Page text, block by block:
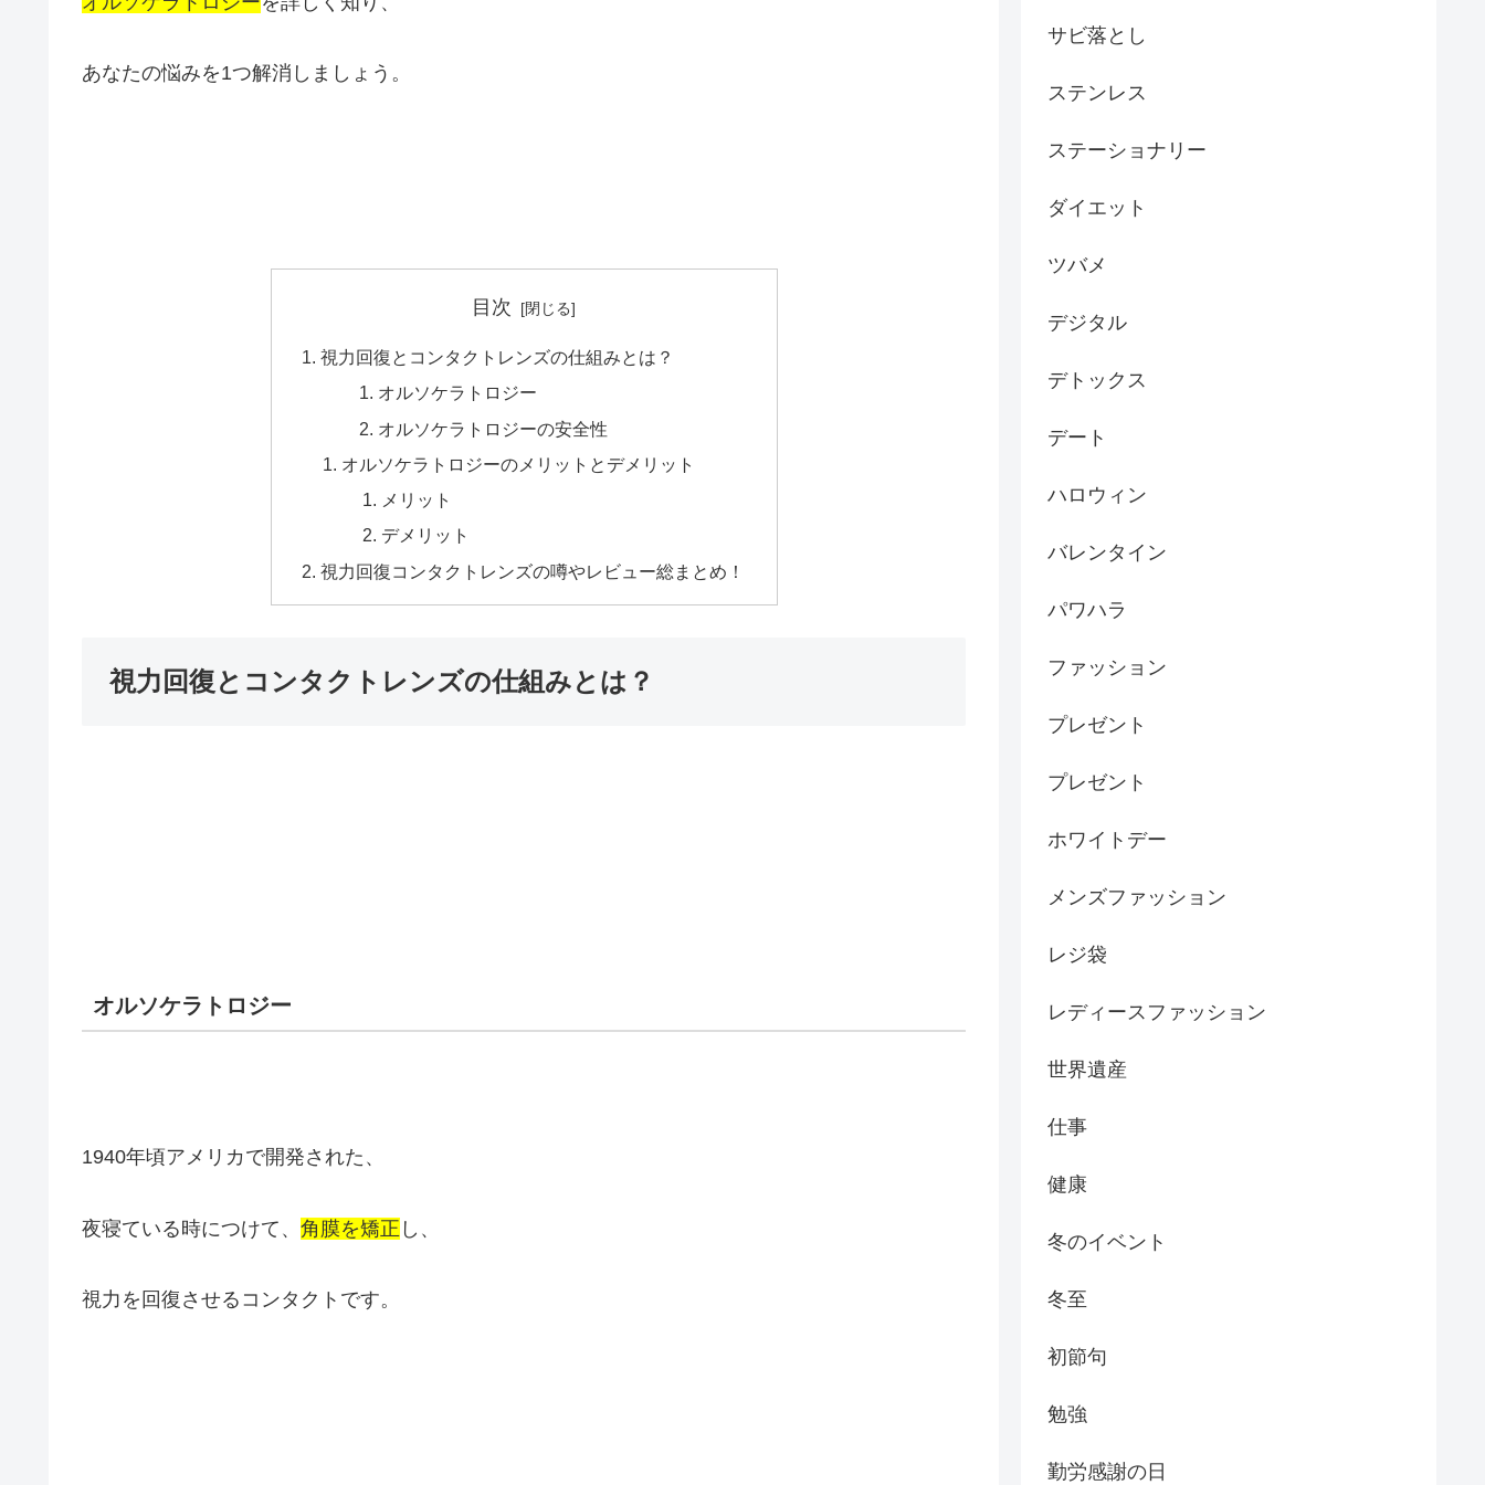
あなたの悩みを1つ解消しましょう。
目次
視力回復とコンタクトレンズの仕組みとは？
オルソケラトロジー
オルソケラトロジーの安全性
オルソケラトロジーのメリットとデメリット
メリット
デメリット
視力回復コンタクトレンズの噂やレビュー総まとめ！
視力回復とコンタクトレンズの仕組みとは？
オルソケラトロジー
1940年頃アメリカで開発された、
夜寝ている時につけて、 角膜を矯正 し、
視力を回復させるコンタクトです。
サビ落とし
ステンレス
ステーショナリー
ダイエット
ツバメ
デジタル
デトックス
デート
ハロウィン
バレンタイン
パワハラ
ファッション
プレゼント
プレゼント
ホワイトデー
メンズファッション
レジ袋
レディースファッション
世界遺産
仕事
健康
冬のイベント
冬至
初節句
勉強
勤労感謝の日